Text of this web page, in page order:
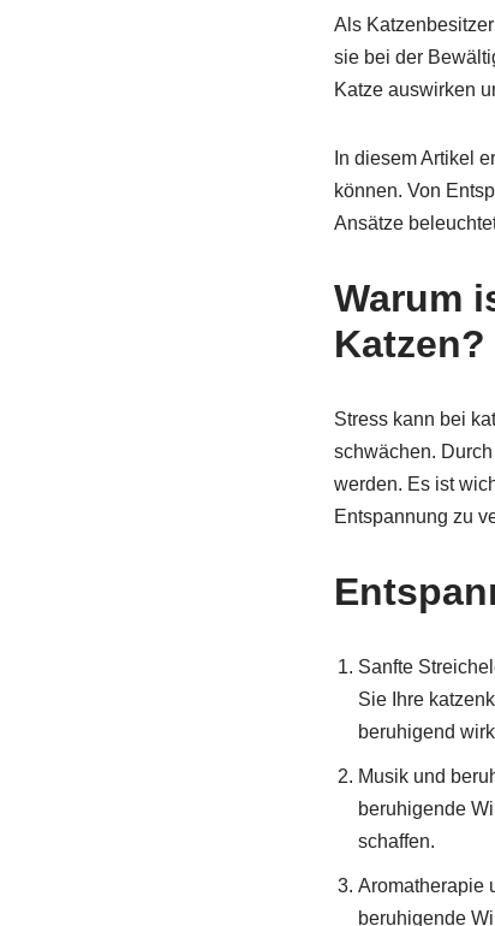
Als
sie bei der
Katze auswirken
In diesem Artikel
können. Von
Ansätze
Warum
Katzen?
Stress kann bei
schwächen.
werden. Es ist
Entspannung zu
Sanfte
Sie Ihre
beruhigend
Musik und
beruhigende
schaffen.
Aromatherapie
beruhigende